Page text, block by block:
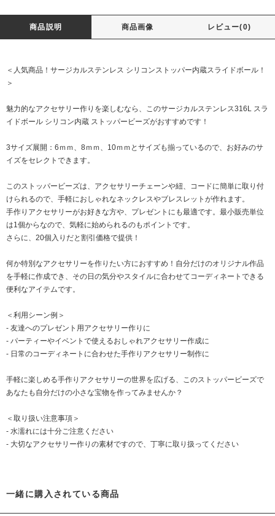
商品説明 商品画像 レビュー(0)
＜人気商品！サージカルステンレス シリコンストッパー内蔵スライドボール！
＞
魅力的なアクセサリー作りを楽しむなら、このサージカルステンレス316L スラ
イドボール シリコン内蔵 ストッパービーズがおすすめです！
3サイズ展開：6ｍｍ、8ｍｍ、10ｍｍとサイズも揃っているので、お好みのサ
イズをセレクトできます。
このストッパービーズは、アクセサリーチェーンや紐、コードに簡単に取り付
けられるので、手軽におしゃれなネックレスやブレスレットが作れます。
手作りアクセサリーがお好きな方や、プレゼントにも最適です。最小販売単位
は1個からなので、気軽に始められるのもポイントです。
さらに、20個入りだと割引価格で提供！
何か特別なアクセサリーを作りたい方におすすめ！自分だけのオリジナル作品
を手軽に作成でき、その日の気分やスタイルに合わせてコーディネートできる
便利なアイテムです。
＜利用シーン例＞
- 友達へのプレゼント用アクセサリー作りに
- パーティーやイベントで使えるおしゃれアクセサリー作成に
- 日常のコーディネートに合わせた手作りアクセサリー制作に
手軽に楽しめる手作りアクセサリーの世界を広げる、このストッパービーズで
あなたも自分だけの小さな宝物を作ってみませんか？
＜取り扱い注意事項＞
- 水濡れには十分ご注意ください
- 大切なアクセサリー作りの素材ですので、丁寧に取り扱ってください
一緒に購入されている商品